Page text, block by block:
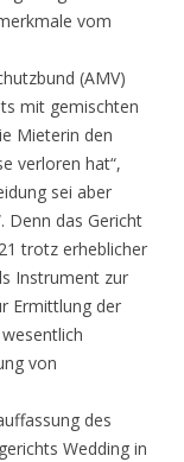
vom
(AMV)
mit gemischten
Mieterin den
verloren hat“,
sei aber
Denn das Gericht
trotz erheblicher
Instrument zur
Ermittlung der
von
des
Wedding in